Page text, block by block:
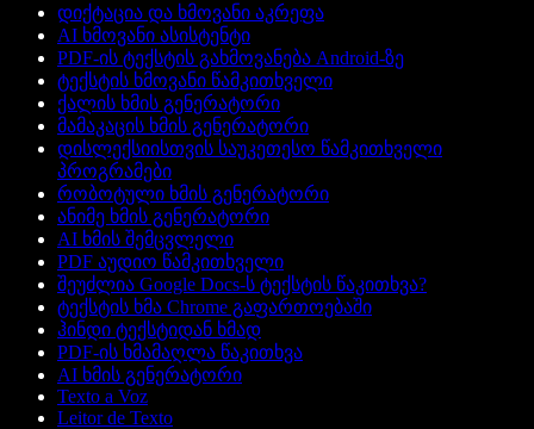
დიქტაცია და ხმოვანი აკრეფა
AI ხმოვანი ასისტენტი
PDF-ის ტექსტის გახმოვანება Android-ზე
ტექსტის ხმოვანი წამკითხველი
ქალის ხმის გენერატორი
მამაკაცის ხმის გენერატორი
დისლექსიისთვის საუკეთესო წამკითხველი
პროგრამები
რობოტული ხმის გენერატორი
ანიმე ხმის გენერატორი
AI ხმის შემცვლელი
PDF აუდიო წამკითხველი
შეუძლია Google Docs-ს ტექსტის წაკითხვა?
ტექსტის ხმა Chrome გაფართოებაში
ჰინდი ტექსტიდან ხმად
PDF-ის ხმამაღლა წაკითხვა
AI ხმის გენერატორი
Texto a Voz
Leitor de Texto